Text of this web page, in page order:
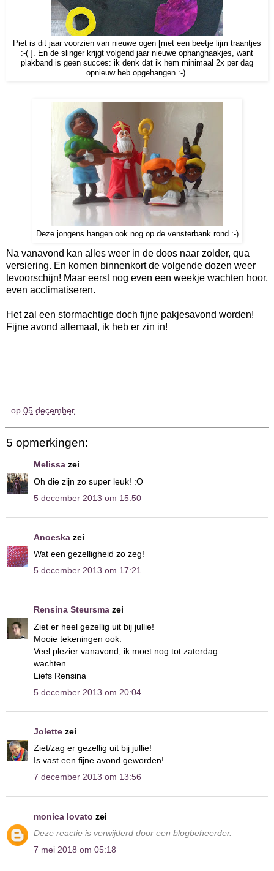
Piet is dit jaar voorzien van nieuwe ogen [met een beetje lijm traantjes
:-( ]. En de slinger krijgt volgend jaar nieuwe ophanghaakjes, want
plakband is geen succes: ik denk dat ik hem minimaal 2x per dag
opnieuw heb opgehangen :-).
Deze jongens hangen ook nog op de vensterbank rond :-)
Na vanavond kan alles weer in de doos naar zolder, qua
versiering. En komen binnenkort de volgende dozen weer
tevoorschijn! Maar eerst nog even een weekje wachten hoor,
even acclimatiseren.
Het zal een stormachtige doch fijne pakjesavond worden!
Fijne avond allemaal, ik heb er zin in!
op 05 december
5 opmerkingen:
Melissa zei
Oh die zijn zo super leuk! :O
5 december 2013 om 15:50
Anoeska zei
Wat een gezelligheid zo zeg!
5 december 2013 om 17:21
Rensina Steursma zei
Ziet er heel gezellig uit bij jullie!
Mooie tekeningen ook.
Veel plezier vanavond, ik moet nog tot zaterdag
wachten...
Liefs Rensina
5 december 2013 om 20:04
Jolette zei
Ziet/zag er gezellig uit bij jullie!
Is vast een fijne avond geworden!
7 december 2013 om 13:56
monica lovato zei
Deze reactie is verwijderd door een blogbeheerder.
7 mei 2018 om 05:18